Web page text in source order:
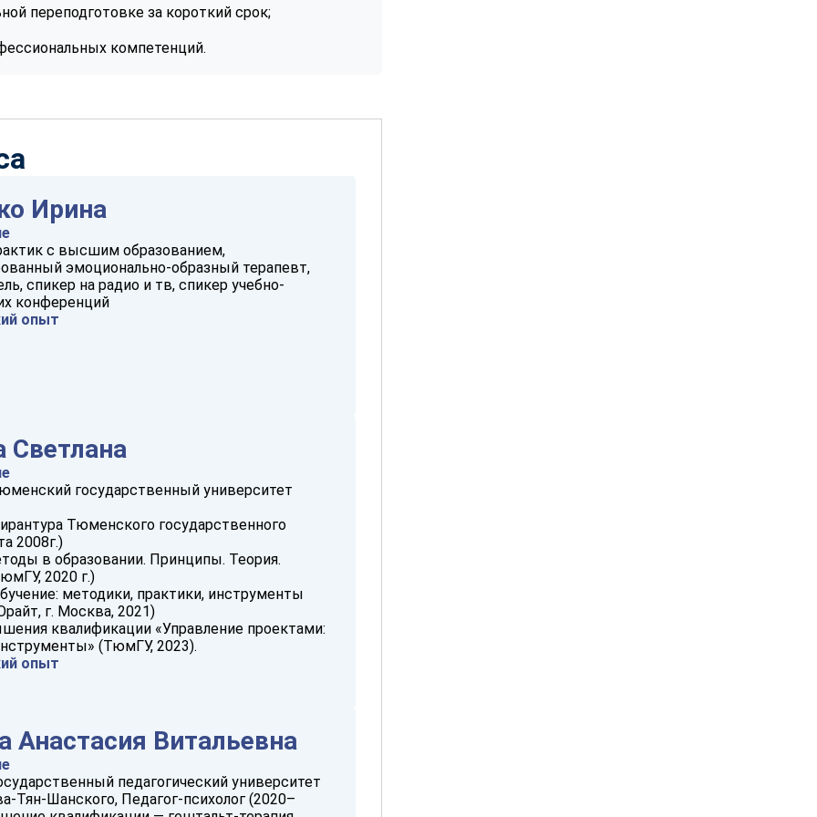
переподготовке за короткий срок;
компетенций.
Ирина
с высшим образованием,
эмоционально-образный терапевт,
спикер на радио и тв, спикер учебно-
конференций
опыт
государственный университет
Тюменского государственного
2008г.)
в образовании. Принципы. Теория.
2020 г.)
методики, практики, инструменты
г. Москва, 2021)
квалификации «Управление проектами:
(ТюмГУ, 2023).
опыт
Анастасия Витальевна
педагогический университет
Тян-Шанского, Педагог-психолог (2020–